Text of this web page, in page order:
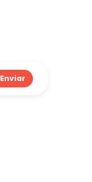
Enviar